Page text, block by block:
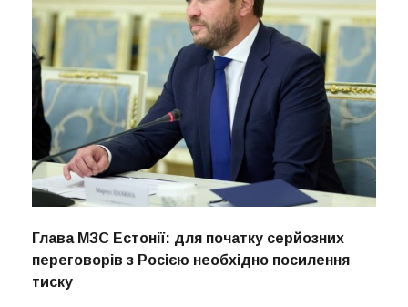
Глава МЗС Естонії: для початку серйозних
переговорів з Росією необхідно посилення
тиску